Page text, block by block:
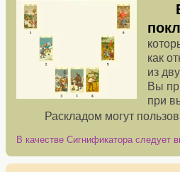
как
из
Вы
при
Раскладом могут
В качестве Сигнификатора следует